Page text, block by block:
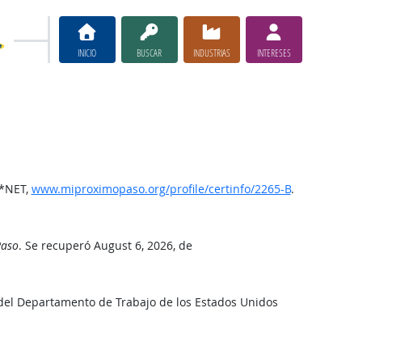
INICIO BUSCAR INDUSTRIAS INTERESES
www.miproximopaso.org/profile/certinfo/2265-B.
. Se recuperó August 6, 2026, de
Departamento de Trabajo de los Estados Unidos